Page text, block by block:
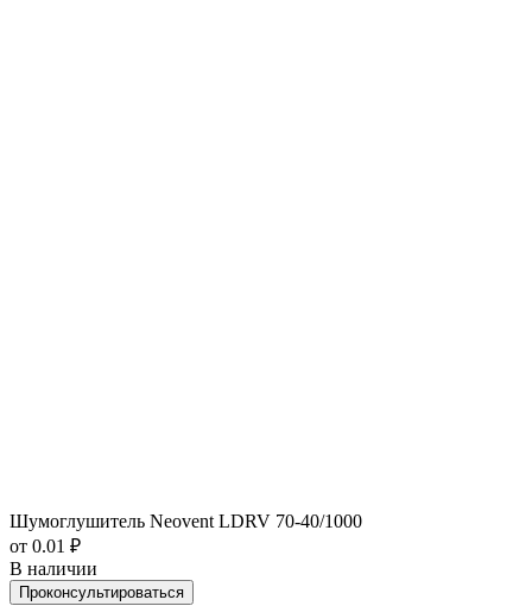
Шумоглушитель Neovent LDRV 70-40/1000
от 0.01 ₽
В наличии
Проконсультироваться